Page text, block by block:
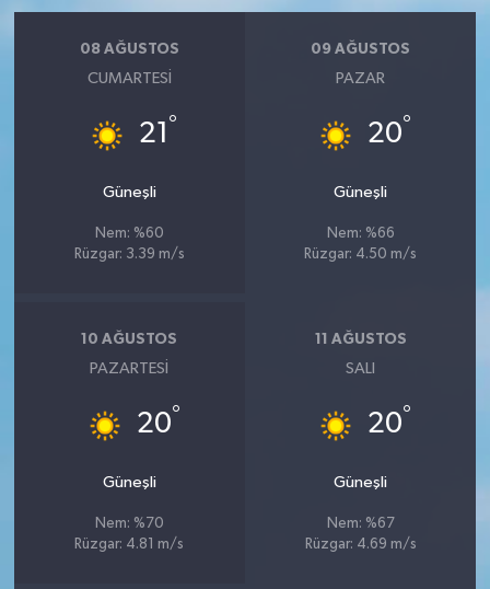
08 AĞUSTOS
CUMARTESI
21 °
Güneşli
Nem: %60
Rüzgar: 3.39 m/s
09 AĞUSTOS
PAZAR
20°
Güneşli
Nem: %66
Rüzgar: 4.50 m/s
10 AĞUSTOS
PAZARTESI
20°
Güneşli
Nem: %70
Rüzgar: 4.81 m/s
11 AĞUSTOS
SALI
20°
Güneşli
Nem: %67
Rüzgar: 4.69 m/s